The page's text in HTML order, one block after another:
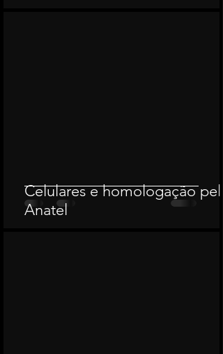
Celulares e homologação pela
Anatel